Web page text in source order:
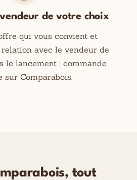
de votre choix
qui vous convient et
avec le vendeur de
le lancement : commande
sur Comparabois.
tout